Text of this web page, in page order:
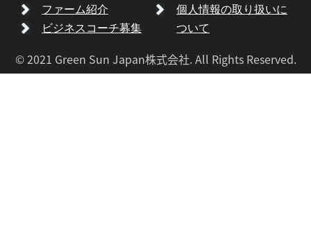
ファーム紹介
ビジネスコーチ募集
個人情報の取り扱いに
ついて
© 2021 Green Sun Japan株式会社. All Rights Reserved.